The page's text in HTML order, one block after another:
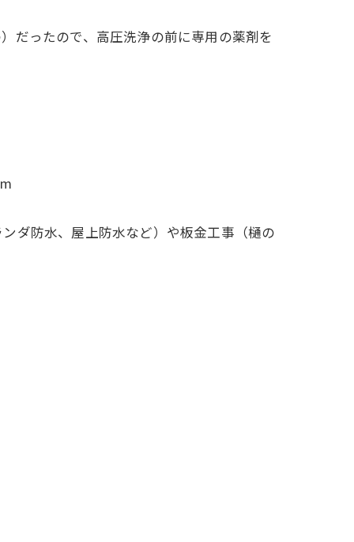
だったので、高圧洗浄の前に専用の薬剤を
ダ防水、屋上防水など）や板金工事（樋の